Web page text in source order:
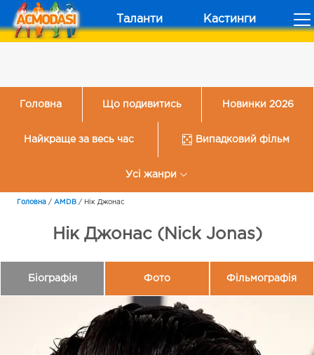
Таланти Кастинги
Головна Що подивитись Новинки 2026
Найкраще за весь час Випадковий фільм
Усі жанри
Головна / AMDB / Нік Джонас
Нік Джонас (Nick Jonas)
Біографія Фото Фільмографія